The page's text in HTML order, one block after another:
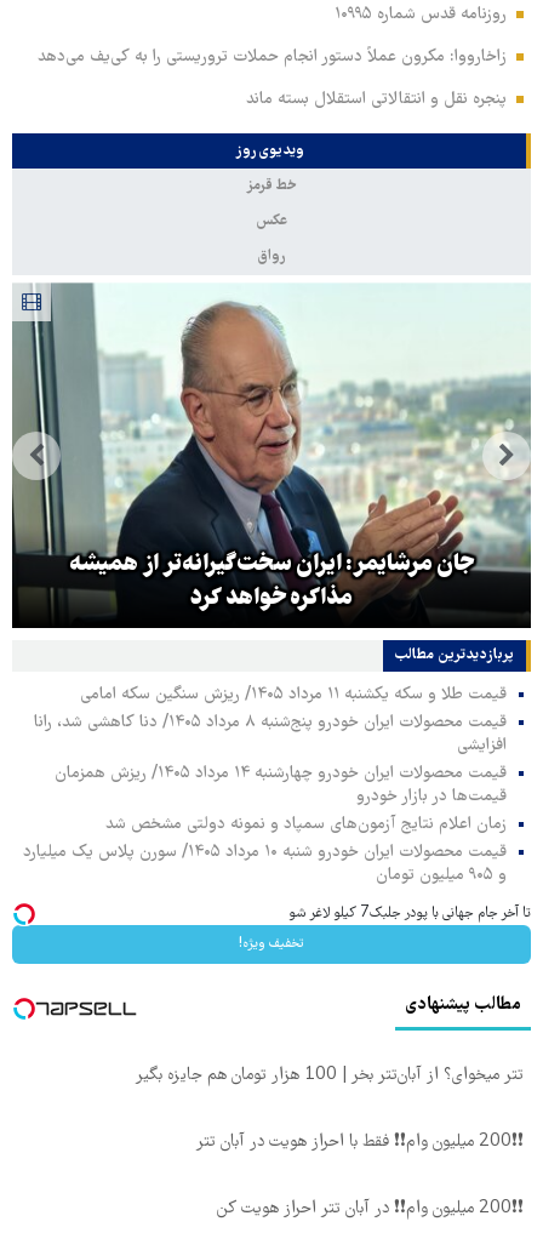
روزنامه قدس شماره ۱۰۹۹۵
زاخارووا: مکرون عملاً دستور انجام حملات تروریستی را به کی‌یف می‌دهد
پنجره‌ نقل و انتقالاتی استقلال بسته ماند
ویدیوی روز
خط قرمز
عکس
رواق
جان مرشایمر: ایران سخت‌گیرانه‌تر از همیشه
مذاکره خواهد کرد
پربازدیدترین‌ مطالب
قیمت طلا و سکه یکشنبه ۱۱ مرداد ۱۴۰۵/ ریزش سنگین سکه امامی
قیمت محصولات ایران خودرو پنج‌شنبه ۸ مرداد ۱۴۰۵/ دنا کاهشی شد، رانا
افزایشی
قیمت محصولات ایران خودرو چهارشنبه ۱۴ مرداد ۱۴۰۵/ ریزش همزمان
قیمت‌ها در بازار خودرو
زمان اعلام نتایج آزمون‌های سمپاد و نمونه دولتی مشخص شد
قیمت محصولات ایران خودرو شنبه ۱۰ مرداد ۱۴۰۵/ سورن پلاس یک میلیارد
و ۹۰۵ میلیون تومان
تا آخر جام جهانی با پودر جلبک7 کیلو لاغر شو
تخفیف ویژه!
مطالب پیشنهادی
تتر میخوای؟ از آبان‌تتر بخر | 100 هزار تومان هم جایزه بگیر
❗❗200 میلیون وام❗❗ فقط با احراز هویت در آبان تتر
❗❗200 میلیون وام❗❗ در آبان تتر احراز هویت کن